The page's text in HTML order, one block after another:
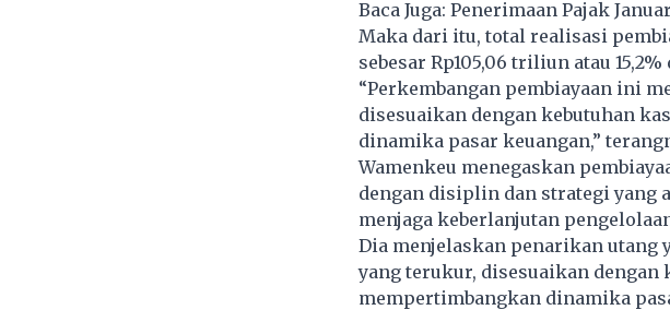
Baca Juga: Penerimaan Pajak
Maka dari itu, total realisasi
sebesar Rp105,06 triliun atau
“Perkembangan pembiayaan ini
disesuaikan dengan kebutuhan
dinamika pasar keuangan,”
Wamenkeu menegaskan
dengan disiplin dan strategi yang
menjaga keberlanjutan
Dia menjelaskan penarikan utang
yang terukur, disesuaikan dengan
mempertimbangkan dinamika